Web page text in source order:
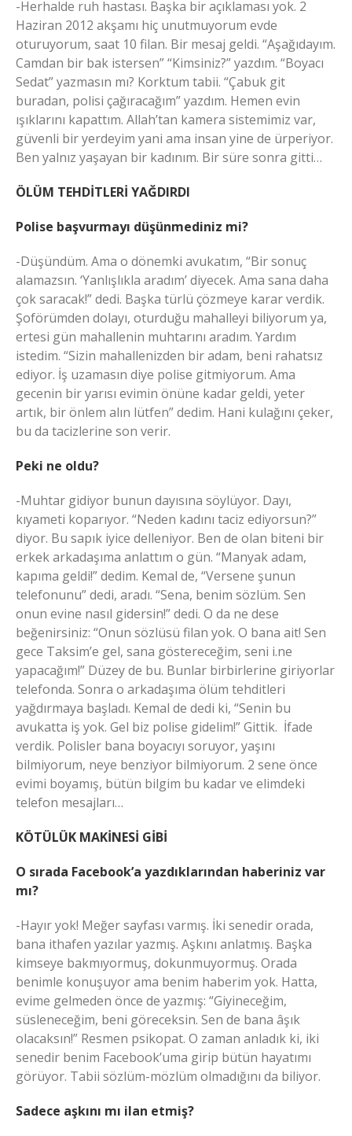
-Herhalde ruh hastası. Başka bir açıklaması yok. 2
Haziran 2012 akşamı hiç unutmuyorum evde
oturuyorum, saat 10 filan. Bir mesaj geldi. “Aşağıdayım.
Camdan bir bak istersen” “Kimsiniz?” yazdım. “Boyacı
Sedat” yazmasın mı? Korktum tabii. “Çabuk git
buradan, polisi çağıracağım” yazdım. Hemen evin
ışıklarını kapattım. Allah’tan kamera sistemimiz var,
güvenli bir yerdeyim yani ama insan yine de ürperiyor.
Ben yalnız yaşayan bir kadınım. Bir süre sonra gitti…
ÖLÜM TEHDİTLERİ YAĞDIRDI
Polise başvurmayı düşünmediniz mi?
-Düşündüm. Ama o dönemki avukatım, “Bir sonuç
alamazsın. ‘Yanlışlıkla aradım’ diyecek. Ama sana daha
çok saracak!” dedi. Başka türlü çözmeye karar verdik.
Şoförümden dolayı, oturduğu mahalleyi biliyorum ya,
ertesi gün mahallenin muhtarını aradım. Yardım
istedim. “Sizin mahallenizden bir adam, beni rahatsız
ediyor. İş uzamasın diye polise gitmiyorum. Ama
gecenin bir yarısı evimin önüne kadar geldi, yeter
artık, bir önlem alın lütfen” dedim. Hani kulağını çeker,
bu da tacizlerine son verir.
Peki ne oldu?
-Muhtar gidiyor bunun dayısına söylüyor. Dayı,
kıyameti koparıyor. “Neden kadını taciz ediyorsun?”
diyor. Bu sapık iyice delleniyor. Ben de olan biteni bir
erkek arkadaşıma anlattım o gün. “Manyak adam,
kapıma geldi!” dedim. Kemal de, “Versene şunun
telefonunu” dedi, aradı. “Sena, benim sözlüm. Sen
onun evine nasıl gidersin!” dedi. O da ne dese
beğenirsiniz: “Onun sözlüsü filan yok. O bana ait! Sen
gece Taksim’e gel, sana göstereceğim, seni i.ne
yapacağım!” Düzey de bu. Bunlar birbirlerine giriyorlar
telefonda. Sonra o arkadaşıma ölüm tehditleri
yağdırmaya başladı. Kemal de dedi ki, “Senin bu
avukatta iş yok. Gel biz polise gidelim!” Gittik. İfade
verdik. Polisler bana boyacıyı soruyor, yaşını
bilmiyorum, neye benziyor bilmiyorum. 2 sene önce
evimi boyamış, bütün bilgim bu kadar ve elimdeki
telefon mesajları…
KÖTÜLÜK MAKİNESİ GİBİ
O sırada Facebook’a yazdıklarından haberiniz var
mı?
-Hayır yok! Meğer sayfası varmış. İki senedir orada,
bana ithafen yazılar yazmış. Aşkını anlatmış. Başka
kimseye bakmıyormuş, dokunmuyormuş. Orada
benimle konuşuyor ama benim haberim yok. Hatta,
evime gelmeden önce de yazmış: “Giyineceğim,
süsleneceğim, beni göreceksin. Sen de bana âşık
olacaksın!” Resmen psikopat. O zaman anladık ki, iki
senedir benim Facebook’uma girip bütün hayatımı
görüyor. Tabii sözlüm-mözlüm olmadığını da biliyor.
Sadece aşkını mı ilan etmiş?